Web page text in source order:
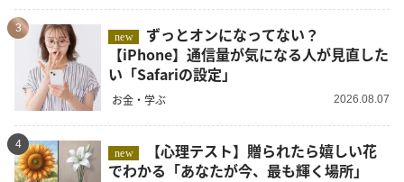
3
new
【iPhone】通信量が気になる人が見直した
い「Safariの設定」
お金・学ぶ 2026.08.07
4
new
でわかる「あなたが今、最も輝く場所」